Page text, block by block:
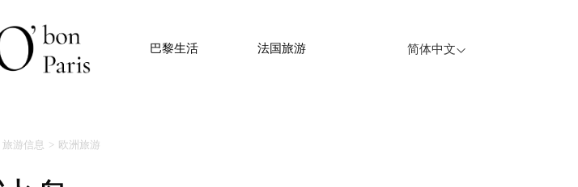
巴黎生活 法国旅游 简体中文
旅游信息 欧洲旅游